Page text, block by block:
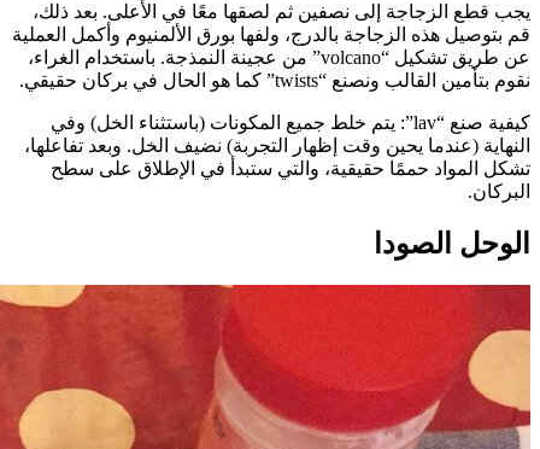
يجب قطع الزجاجة إلى نصفين ثم لصقها معًا في الأعلى. بعد ذلك،
قم بتوصيل هذه الزجاجة بالدرج، ولفها بورق الألمنيوم وأكمل العملية
عن طريق تشكيل “volcano” من عجينة النمذجة. باستخدام الغراء،
نقوم بتأمين القالب ونصنع “twists” كما هو الحال في بركان حقيقي.
كيفية صنع “lav”: يتم خلط جميع المكونات (باستثناء الخل) وفي
النهاية (عندما يحين وقت إظهار التجربة) نضيف الخل. وبعد تفاعلها،
تشكل المواد حممًا حقيقية، والتي ستبدأ في الإطلاق على سطح
البركان.
الوحل الصودا